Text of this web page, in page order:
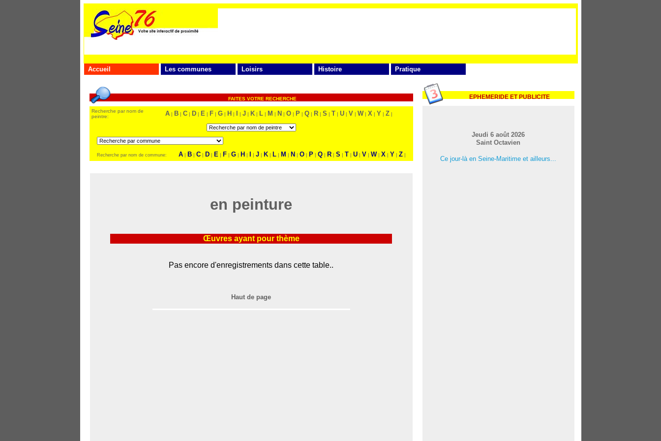
Accueil Les communes Loisirs Histoire Pratique
FAITES VOTRE RECHERCHE
Recherche par nom de
peintre:
A | B | C | D | E | F | G | H | | J | K | L | M | N | O | P | Q | R | S | T | U | V | W | X | Y | Z |
Recherche par nom de commune: A | B | C | D | E | F | G | H | | J | K | L | M | N | O | P | Q | R | S | T | U | V | W | X | Y | Z |
en peinture
Œuvres ayant pour thème
Pas encore d'enregistrements dans cette table..
Haut de page
EPHEMERIDE ET PUBLICITE
Jeudi 6 août 2026
Saint Octavien
Ce jour-là en Seine-Maritime et ailleurs...